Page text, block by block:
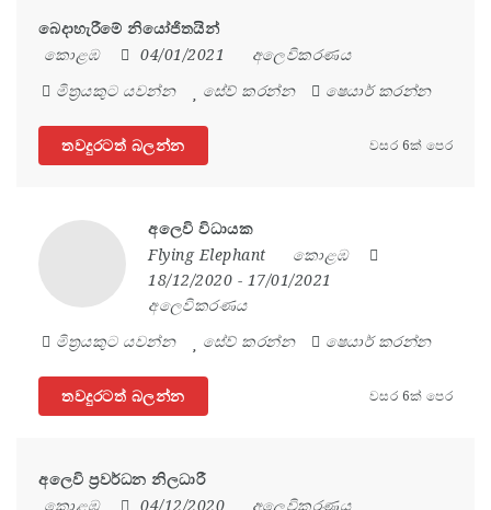
බෙදාහැරීමේ නියෝජිතයින්
කොළඹ 04/01/2021 අලෙවිකරණය
මිත්‍රයකුට යවන්න සේව් කරන්න ෂෙයාර් කරන්න
තවදුරටත් බලන්න වසර 6ක් පෙර
අලෙවි විධායක
Flying Elephant
කොළඹ
18/12/2020 - 17/01/2021
අලෙවිකරණය
මිත්‍රයකුට යවන්න සේව් කරන්න ෂෙයාර් කරන්න
තවදුරටත් බලන්න වසර 6ක් පෙර
අලෙවි ප්‍රවර්ධන නිලධාරී
කොළඹ 04/12/2020 අලෙවිකරණය